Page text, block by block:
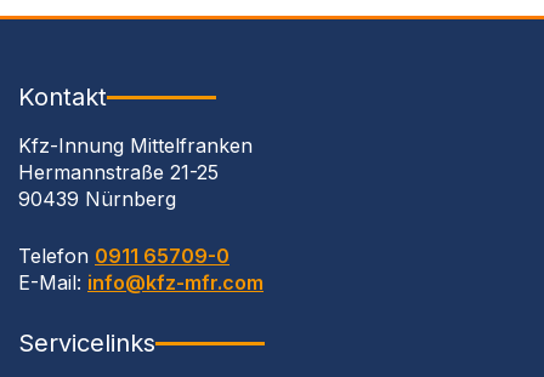
Kontakt
Kfz-Innung Mittelfranken
Hermannstraße 21-25
90439 Nürnberg
Telefon 0911 65709-0
E-Mail: info@kfz-mfr.com
Servicelinks